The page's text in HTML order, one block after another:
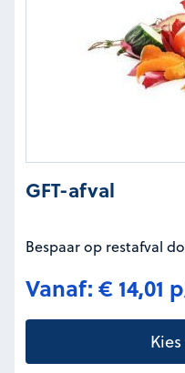
GFT-afval
Bespaar op restafval
Vanaf: € 14,01